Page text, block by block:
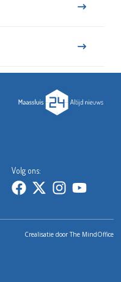
Volg ons:
Crealisatie doorThe MindOffice